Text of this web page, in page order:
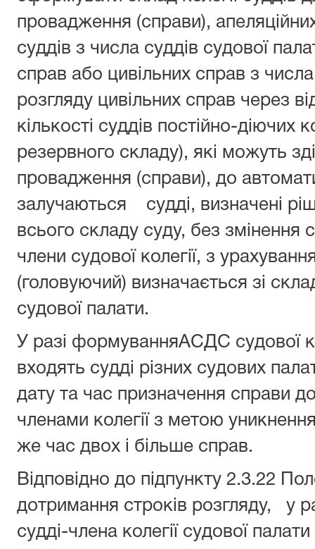
провадження (справи),
суддів з числа суддів судової
справ або цивільних справ з
розгляду цивільних справ через
кількості суддів постійно-діючих
резервного складу), які можуть
провадження (справи), до
залучаються судді, визначені
всього складу суду, без змінення
члени судової колегії, з
(головуючий) визначається зі
судової палати.
У разі формуванняАСДС судової
входять судді різних судових
дату та час призначення справи
членами колегії з метою
же час двох і більше справ.
Відповідно до підпункту 2.3.22
дотримання строків розгляду, у
судді-члена колегії судової